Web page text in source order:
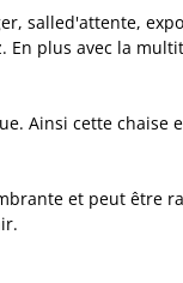
salled'attente,
plus avec la
Ainsi cette
et peut être